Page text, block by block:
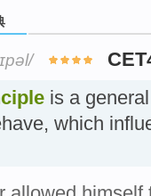
is a
which